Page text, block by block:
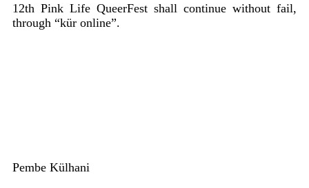
12th Pink Life QueerFest shall continue without fail,
through “kür online”.
Pembe Külhani